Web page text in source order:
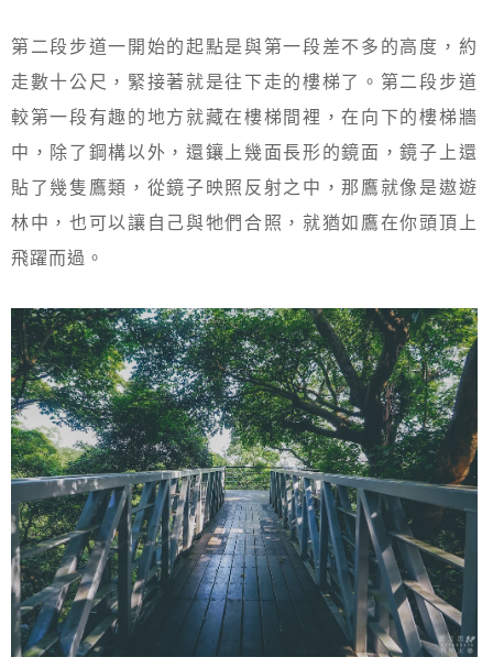
第二段步道一開始的起點是與第一段差不多的高度，約
走數十公尺，緊接著就是往下走的樓梯了。第二段步道
較第一段有趣的地方就藏在樓梯間裡，在向下的樓梯牆
中，除了鋼構以外，還鑲上幾面長形的鏡面，鏡子上還
貼了幾隻鷹類，從鏡子映照反射之中，那鷹就像是遨遊
林中，也可以讓自己與牠們合照，就猶如鷹在你頭頂上
飛躍而過。